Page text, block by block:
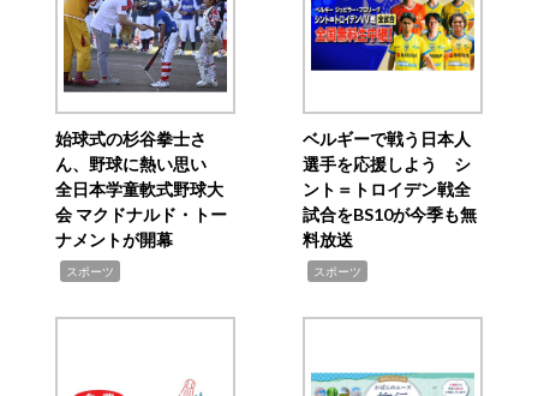
始球式の杉谷拳士さ
ん、野球に熱い思い
全日本学童軟式野球大
会 マクドナルド・トー
ナメントが開幕
スポーツ
ベルギーで戦う日本人
選手を応援しよう シ
ント＝トロイデン戦全
試合をBS10が今季も無
料放送
スポーツ